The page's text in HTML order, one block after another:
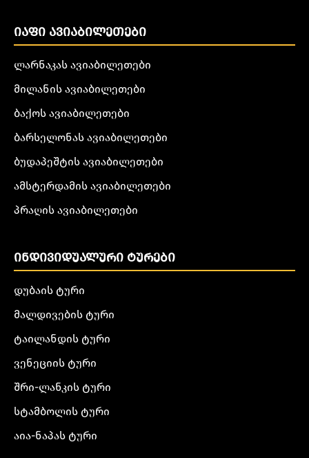
ᲘᲐᲤᲘ ᲐᲕᲘᲐᲑᲘᲚᲔᲗᲔᲑᲘ
ლარნაკას ავიაბილეთები
მილანის ავიაბილეთები
ბაქოს ავიაბილეთები
ბარსელონას ავიაბილეთები
ბუდაპეშტის ავიაბილეთები
ამსტერდამის ავიაბილეთები
პრაღის ავიაბილეთები
ᲘᲜᲓᲘᲕᲘᲓᲣᲐᲚᲣᲠᲘ ᲢᲣᲠᲔᲑᲘ
დუბაის ტური
მალდივების ტური
ტაილანდის ტური
ვენეციის ტური
შრი-ლანკის ტური
სტამბოლის ტური
აია-ნაპას ტური